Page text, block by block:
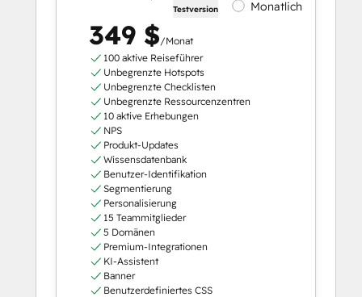
Testversion
Monatlich
349 $/Monat
100 aktive Reiseführer
Unbegrenzte Hotspots
Unbegrenzte Checklisten
Unbegrenzte Ressourcenzentren
10 aktive Erhebungen
NPS
Produkt-Updates
Wissensdatenbank
Benutzer-Identifikation
Segmentierung
Personalisierung
15 Teammitglieder
5 Domänen
Premium-Integrationen
KI-Assistent
Banner
Benutzerdefiniertes CSS